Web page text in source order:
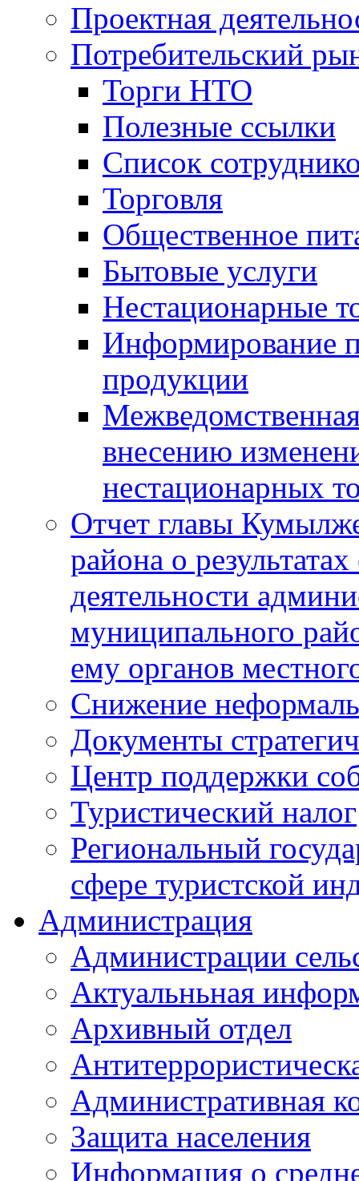
Проектная
Потребительский
Торги НТО
Полезные ссылки
Список
Торговля
Общественное
Бытовые услуги
Нестационарные
Информирование
продукции
внесению
нестационарных
Отчет главы
района о
деятельности
муниципального
ему органов
Снижение
Документы
Центр поддержки
Туристический налог
Региональный
сфере туристской
Администрация
Администрации
Актуальньная
Архивный отдел
Административная
Защита населения
Информация о